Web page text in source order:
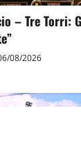
– Tre Torri:
08/2026